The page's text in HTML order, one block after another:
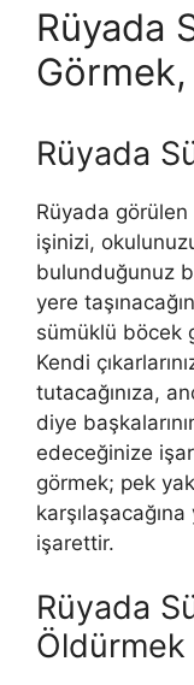
Rüyada
Rüyada
Rüyada
işinizi,
bulunduğunuz
yere
sümüklü böcek
Kendi
tutacağınıza,
diye
edeceğinize
görmek; pek
işarettir.
Rüyada
Öldürmek